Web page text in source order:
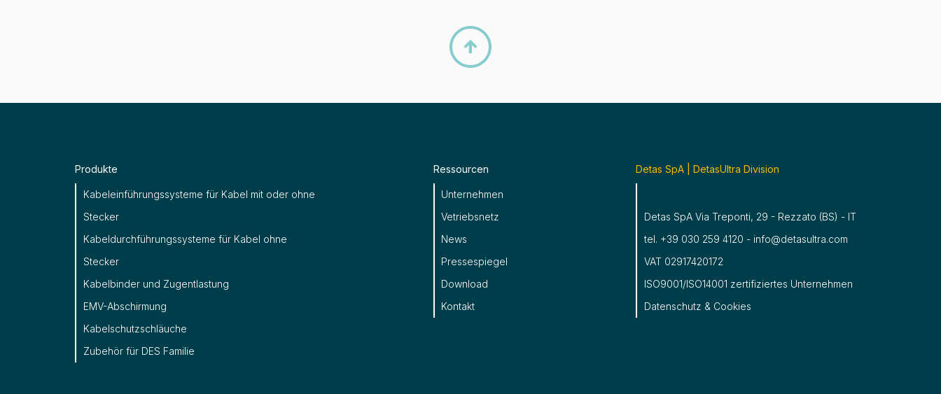

Produkte
Kabeleinführungssysteme für Kabel mit oder ohne
Stecker
Kabeldurchführungssysteme für Kabel ohne
Stecker
Kabelbinder und Zugentlastung
EMV-Abschirmung
Kabelschutzschläuche
Zubehör für DES Familie
Ressourcen
Unternehmen
Vetriebsnetz
News
Pressespiegel
Download
Kontakt
Detas SpA | DetasUltra Division
Detas SpA Via Treponti, 29 - Rezzato (BS) - IT
tel. +39 030 259 4120 - info@detasultra.com
VAT 02917420172
ISO9001/ISO14001 zertifiziertes Unternehmen
Datenschutz & Cookies